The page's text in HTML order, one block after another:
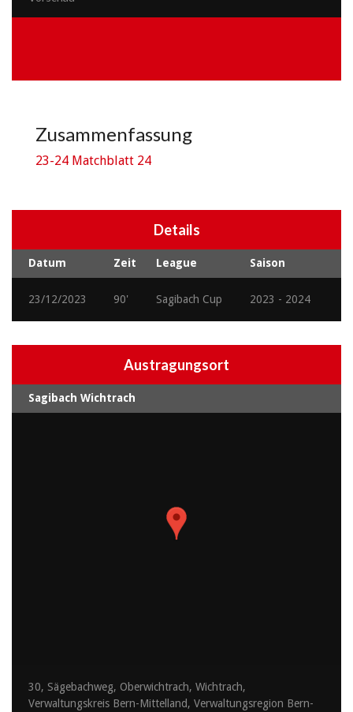
Zusammenfassung
23-24 Matchblatt 24
Details
Datum Zeit League Saison
23/12/2023 90' Sagibach Cup 2023 - 2024
Austragungsort
Sagibach Wichtrach
30, Sägebachweg, Oberwichtrach, Wichtrach,
Verwaltungskreis Bern-Mittelland, Verwaltungsregion Bern-